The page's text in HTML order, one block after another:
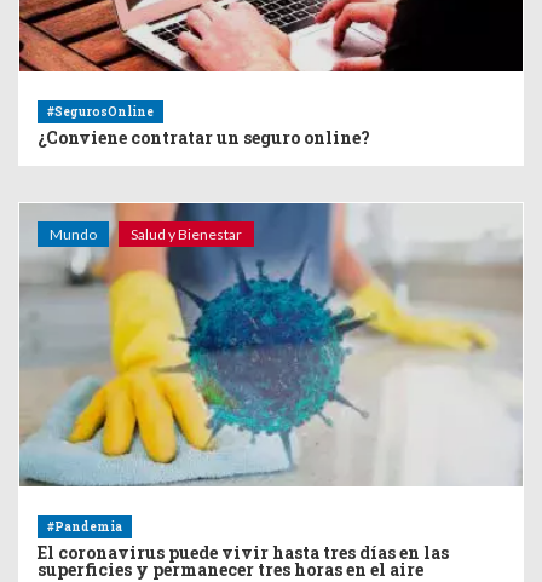
#SegurosOnline
¿Conviene contratar un seguro online?
Mundo Salud y Bienestar
#Pandemia
El coronavirus puede vivir hasta tres días en las
superficies y permanecer tres horas en el aire